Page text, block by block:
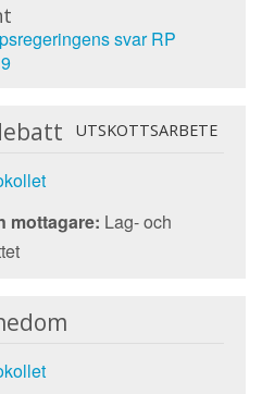
svar RP
UTSKOTTSARBETE
mottagare: Lag- och